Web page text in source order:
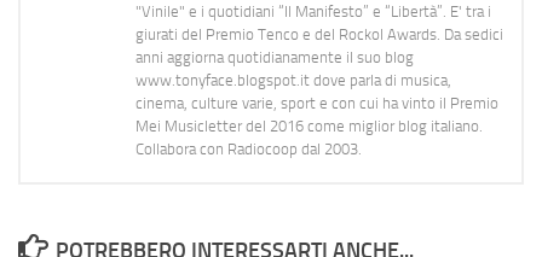
"Vinile" e i quotidiani “Il Manifesto” e “Libertà”. E' tra i
giurati del Premio Tenco e del Rockol Awards. Da sedici
anni aggiorna quotidianamente il suo blog
www.tonyface.blogspot.it dove parla di musica,
cinema, culture varie, sport e con cui ha vinto il Premio
Mei Musicletter del 2016 come miglior blog italiano.
Collabora con Radiocoop dal 2003.
POTREBBERO INTERESSARTI ANCHE...